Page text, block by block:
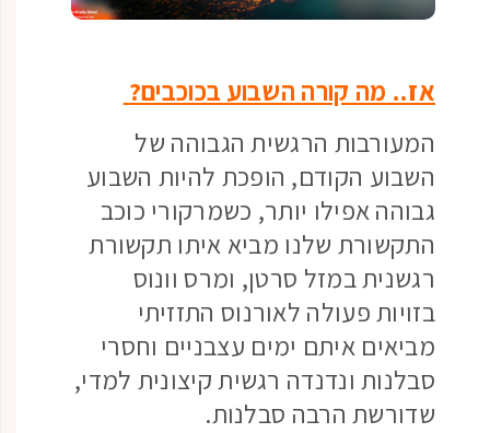
אז.. מה קורה השבוע בכוכבים?
המעורבות הרגשית הגבוהה של
השבוע הקודם, הופכת להיות השבוע
גבוהה אפילו יותר, כשמרקורי כוכב
התקשורת שלנו מביא איתו תקשורת
רגשנית במזל סרטן, ומרס וונוס
בזויות פעולה לאורנוס התזזיתי
מביאים איתם ימים עצבניים וחסרי
סבלנות ונדנדה רגשית קיצונית למדי,
שדורשת הרבה סבלנות.